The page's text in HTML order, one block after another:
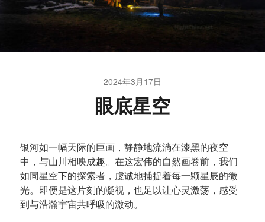
2024年3月17日
眼底星空
银河如一幅天际的巨画，静静地流淌在漆黑的夜空
中，与山川相映成趣。在这宏伟的自然画卷前，我们
如同星空下的探索者，虔诚地捕捉着每一颗星辰的微
光。即便是这片刻的凝视，也足以让心灵激荡，感受
到与浩瀚宇宙共呼吸的激动。